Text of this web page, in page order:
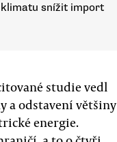
snížit import
studie vedl
a odstavení většiny
energie.